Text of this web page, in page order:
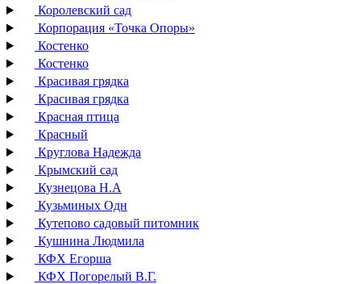
Королевский сад
Корпорация «Точка Опоры»
Костенко
Костенко
Красивая грядка
Красивая грядка
Красная птица
Красный
Круглова Надежда
Крымский сад
Кузнецова Н.А
Кузьминых Одн
Кутепово садовый питомник
Кушнина Людмила
КФХ Егорша
КФХ Погорелый В.Г.